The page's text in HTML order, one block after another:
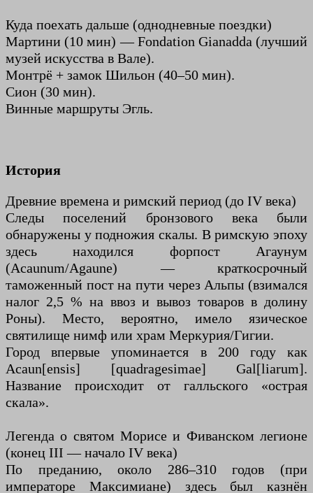
Куда поехать дальше (однодневные поездки)
Мартини (10 мин) — Fondation Gianadda (лучший
музей искусства в Вале).
Монтрё + замок Шильон (40–50 мин).
Сион (30 мин).
Винные маршруты Эгль.
История
Древние времена и римский период (до IV века)
Следы поселений бронзового века были
обнаружены у подножия скалы. В римскую эпоху
здесь находился форпост Агаунум
(Acaunum/Agaune) — краткосрочный
таможенный пост на пути через Альпы (взимался
налог 2,5 % на ввоз и вывоз товаров в долину
Роны). Место, вероятно, имело язическое
святилище нимф или храм Меркурия/Гигии.
Город впервые упоминается в 200 году как
Acaun[ensis] [quadragesimae] Gal[liarum].
Название происходит от галльского «острая
скала».
Легенда о святом Морисе и Фиванском легионе
(конец III — начало IV века)
По преданию, около 286–310 годов (при
императоре Максимиане) здесь был казнён